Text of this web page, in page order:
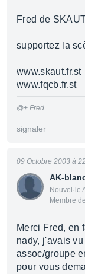
Fred de
supportez la
www.skaut.fr.st
www.fqcb.fr.st
@+ Fred
signaler
AK-
Nouvel·le
Membre
09 Octobre 2003 à
Merci Fred, en
nady, j'avais
assoc/groupe
pour vous